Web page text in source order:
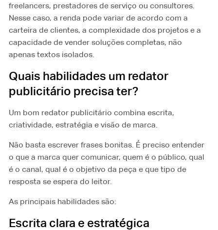
freelancers, prestadores de serviço ou consultores.
Nesse caso, a renda pode variar de acordo com a
carteira de clientes, a complexidade dos projetos e a
capacidade de vender soluções completas, não
apenas textos isolados.
Quais habilidades um redator
publicitário precisa ter?
Um bom redator publicitário combina escrita,
criatividade, estratégia e visão de marca.
Não basta escrever frases bonitas. É preciso entender
o que a marca quer comunicar, quem é o público, qual
é o canal, qual é o objetivo da peça e que tipo de
resposta se espera do leitor.
As principais habilidades são:
Escrita clara e estratégica